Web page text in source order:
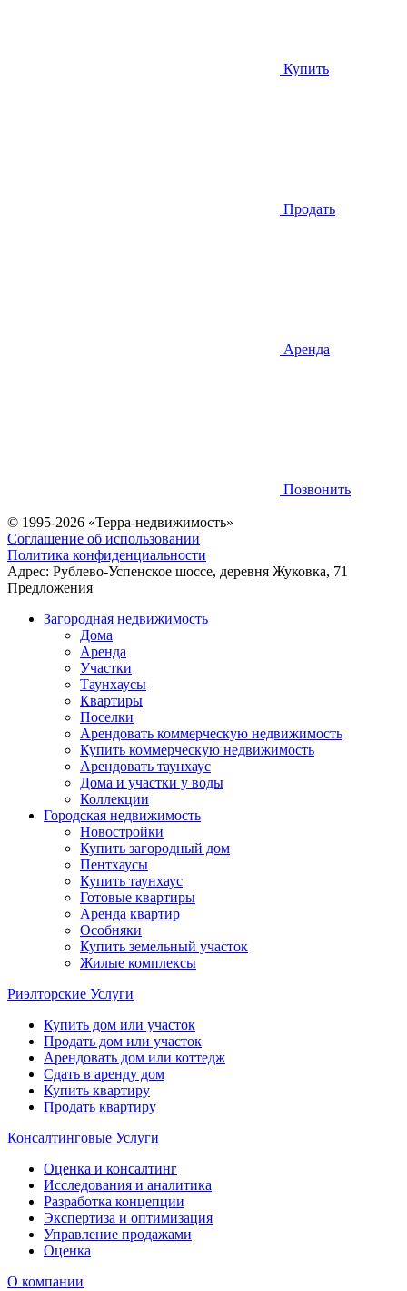
Купить
Продать
Аренда
Позвонить
© 1995-2026 «Терра-недвижимость»
Соглашение об использовании
Политика конфиденциальности
Адрес: Рублево-Успенское шоссе, деревня Жуковка, 71
Предложения
Загородная недвижимость
Дома
Аренда
Участки
Таунхаусы
Квартиры
Поселки
Арендовать коммерческую недвижимость
Купить коммерческую недвижимость
Арендовать таунхаус
Дома и участки у воды
Коллекции
Городская недвижимость
Новостройки
Купить загородный дом
Пентхаусы
Купить таунхаус
Готовые квартиры
Аренда квартир
Особняки
Купить земельный участок
Жилые комплексы
Риэлторские Услуги
Купить дом или участок
Продать дом или участок
Арендовать дом или коттедж
Сдать в аренду дом
Купить квартиру
Продать квартиру
Консалтинговые Услуги
Оценка и консалтинг
Исследования и аналитика
Разработка концепции
Экспертиза и оптимизация
Управление продажами
Оценка
О компании